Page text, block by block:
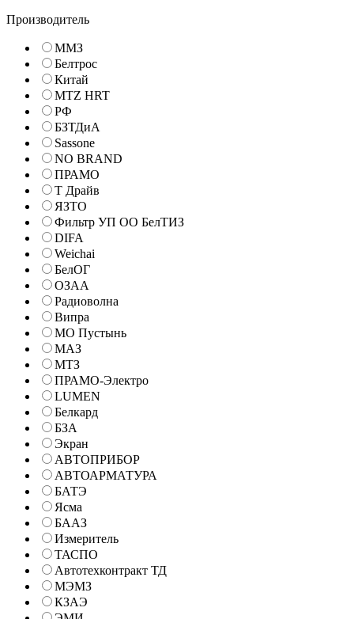
Производитель
ММЗ
Белтрос
Китай
MTZ HRT
РФ
БЗТДиА
Sassone
NO BRAND
ПРАМО
Т Драйв
ЯЗТО
Фильтр УП ОО БелТИЗ
DIFA
Weichai
БелОГ
ОЗАА
Радиоволна
Випра
МО Пустынь
МАЗ
МТЗ
ПРАМО-Электро
LUMEN
Белкард
БЗА
Экран
АВТОПРИБОР
АВТОАРМАТУРА
БАТЭ
Ясма
БААЗ
Измеритель
ТАСПО
Автотехконтракт ТД
МЭМЗ
КЗАЭ